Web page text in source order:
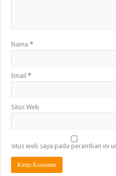
Nama*
Email*
Situs Web
situs web saya pada peramban ini